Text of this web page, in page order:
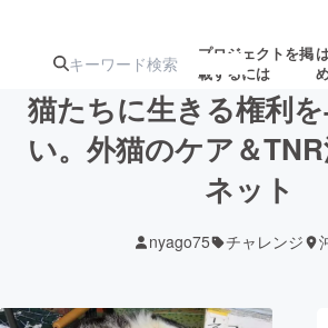
プロジェクトを掲
載するには
注目の新着プロ
募集終
猫たちに生きる権利
い。外猫のケア＆
ネット
nyago75 チャレンジ